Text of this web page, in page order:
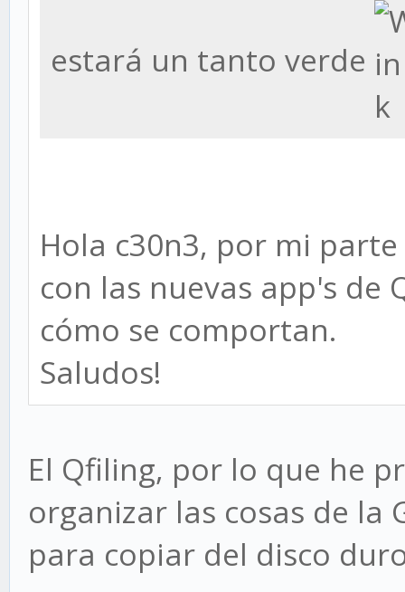
estará un tanto verde
Hola c30n3, por mi
con las nuevas app's de
cómo se comportan.
Saludos!
El Qfiling, por lo que he
organizar las cosas de la
para copiar del disco